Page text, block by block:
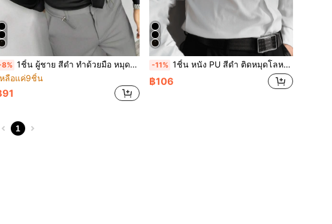
1ชิ้น ผู้ชาย สีดำ ทำด้วยมือ หมุดย้ำ หนัง PU สายคล้องไหล่ สำหรับผูก เหมาะสำหรับเสื้อเชิ้ตเข้ารูป และเสื้อยืด ฮาโลวีน เครื่องประดับฮาโลวีน, ชุดฮาโลวีน เครื่องประดับฤดูใบไม้ร่วง-ฤดูหนาว ชุดฮาโลวีน, เหมาะสำหรับวัยรุ่น, เยาวชน, ผู้ชาย, ลำลอง, กลางแจ้ง, กีฬา, วันหยุด, ของขวัญรับปริญญา, วันเกิด, สวมใส่ทุกวัน
หลือแค่9ชิ้น
-11% 1ชิ้น หนัง PU สีดำ ติดหมุดโลหะทำมือ แผ่นรองบ่า สายคล้องไหล่สำหรับผู้ชาย เหมาะสำหรับใส่คู่กับเสื้อเชิ้ตและเสื้อยืดรัดรูปสำหรับฮาโลวีน สำหรับชุดออกไปข้างนอก งานแต่งงาน และสำหรับเป็นของขวัญ เครื่องประดับฮาโลวีน, ชุดฮาโลวีน เครื่องประดับฤดูใบไม้ร่วง-ฤดูหนาว ชุดฮาโลวีน เหมาะสำหรับวัยรุ่น เยาวชน ผู้ชาย ลำลอง กลางแจ้ง กีฬา วันหยุด ของขวัญรับปริญญา วันเกิด ใส่ได้ทุกวัน ปาร์ตี้ฮาโลวีน สไตล์ดาร์ก
฿106
1